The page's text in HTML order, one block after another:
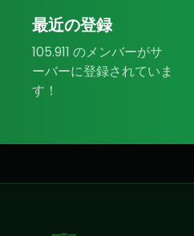
最近の登録
105.911 のメンバーがサ
ーバーに登録されていま
す！